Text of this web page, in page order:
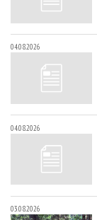
04.08.2026
04.08.2026
03.08.2026